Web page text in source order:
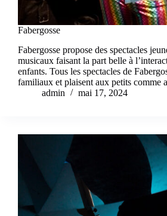
Fabergosse
Fabergosse propose des spectacles
musicaux faisant la part belle à
enfants. Tous les spectacles de
familiaux et plaisent aux petits comme
admin
mai 17, 2024